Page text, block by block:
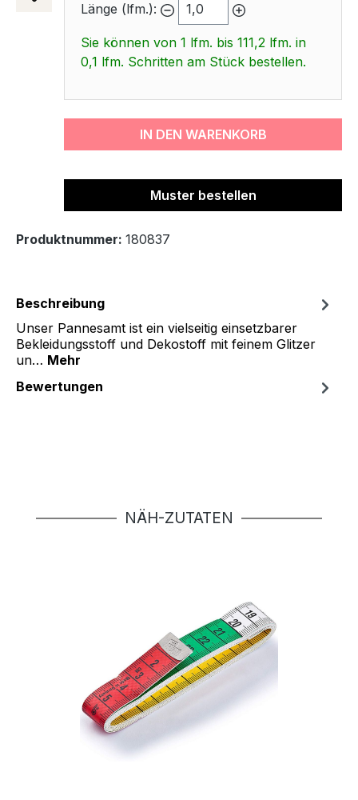
Länge (lfm.):
Sie können von 1 lfm. bis 111,2 lfm. in
0,1 lfm. Schritten am Stück bestellen.
IN DEN WARENKORB
Muster bestellen
Produktnummer: 180837
Beschreibung
Unser Pannesamt ist ein vielseitig einsetzbarer
Bekleidungsstoff und Dekostoff mit feinem Glitzer
un… Mehr
Bewertungen
Produktgalerie überspringen
NÄH-ZUTATEN